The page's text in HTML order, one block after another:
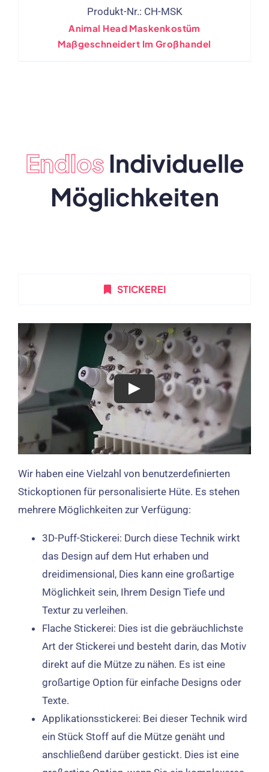
Produkt-Nr.: CH-MSK
Animal Head Maskenkostüm
Maßgeschneidert Im Großhandel
EndlosIndividuelle
Möglichkeiten
STICKEREI
Wir haben eine Vielzahl von benutzerdefinierten
Stickoptionen für personalisierte Hüte. Es stehen
mehrere Möglichkeiten zur Verfügung:
3D-Puff-Stickerei: Durch diese Technik wirkt
das Design auf dem Hut erhaben und
dreidimensional, Dies kann eine großartige
Möglichkeit sein, Ihrem Design Tiefe und
Textur zu verleihen.
Flache Stickerei: Dies ist die gebräuchlichste
Art der Stickerei und besteht darin, das Motiv
direkt auf die Mütze zu nähen. Es ist eine
großartige Option für einfache Designs oder
Texte.
Applikationsstickerei: Bei dieser Technik wird
ein Stück Stoff auf die Mütze genäht und
anschließend darüber gestickt. Dies ist eine